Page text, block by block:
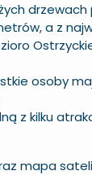
a z
osoby
z kilku
mapa